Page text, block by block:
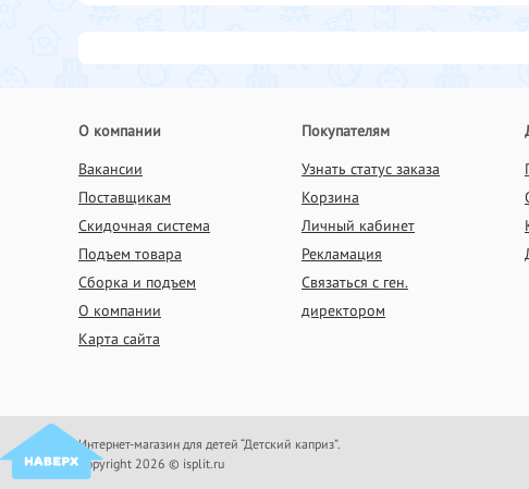
О компании
Вакансии
Поставщикам
Скидочная система
Подъем товара
Сборка и подъем
О компании
Карта сайта
Покупателям
Узнать статус заказа
Корзина
Личный кабинет
Рекламация
Связаться с ген.
директором
Интернет-магазин для детей “Детский каприз”.
Copyright 2026 © isplit.ru